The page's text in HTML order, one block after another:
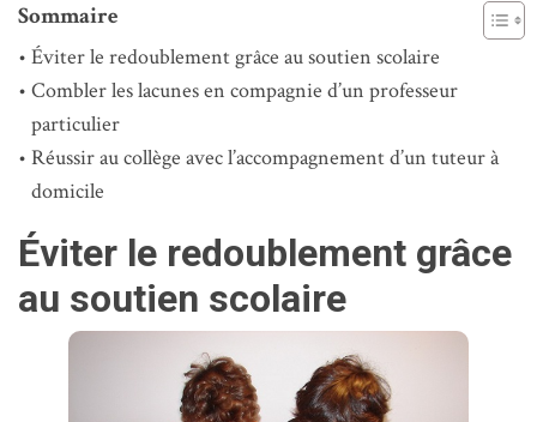
Sommaire
Éviter le redoublement grâce au soutien scolaire
Combler les lacunes en compagnie d’un professeur
particulier
Réussir au collège avec l’accompagnement d’un tuteur à
domicile
Éviter le redoublement grâce
au soutien scolaire